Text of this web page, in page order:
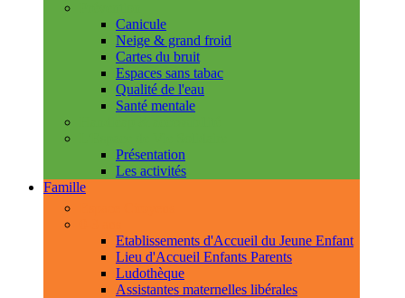
Canicule
Neige & grand froid
Cartes du bruit
Espaces sans tabac
Qualité de l'eau
Santé mentale
Présentation
Les activités
Famille
Etablissements d'Accueil du Jeune Enfant
Lieu d'Accueil Enfants Parents
Ludothèque
Assistantes maternelles libérales